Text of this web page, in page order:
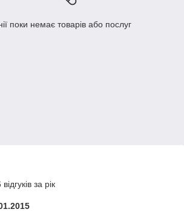
поки немає товарів або послуг
за рік